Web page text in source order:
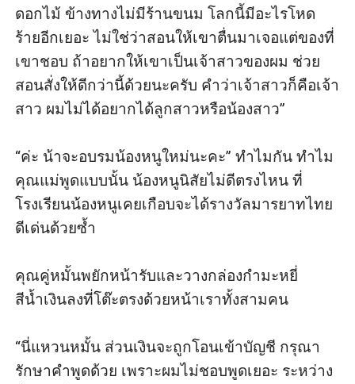
ดอกไม้ ข้างทางไม่มีร้านขนม โลกนี้มีอะไรโหด
ร้ายอีกเยอะ ไม่ใช่ว่าสอนให้เขาตื่นมาเจอแต่ของที่
เขาชอบ ถ้าอยากให้เขาเป็นเจ้าสาวของผม ช่วย
สอนสั่งให้ดีกว่านี้ด้วยนะครับ คำว่าเจ้าสาวก็คือเจ้า
สาว ผมไม่ได้อยากได้ลูกสาวหรือน้องสาว”
“ค่ะ น้าจะอบรมน้องหนูใหม่นะคะ” ทำไมกัน ทำไม
คุณแม่พูดแบบนั้น น้องหนูนิสัยไม่ดีตรงไหน ที่
โรงเรียนน้องหนูเคยเกือบจะได้รางวัลมารยาทไทย
ดีเด่นด้วยซ้ำ
คุณคู่หมั้นพยักหน้ารับและวางกล่องกำมะหยี่
สีน้ำเงินลงที่โต๊ะตรงด้วยหน้าเราทั้งสามคน
“นี่แหวนหมั้น ส่วนเงินจะถูกโอนเข้าบัญชี กรุณา
รักษาคำพูดด้วย เพราะผมไม่ชอบพูดเยอะ ระหว่าง